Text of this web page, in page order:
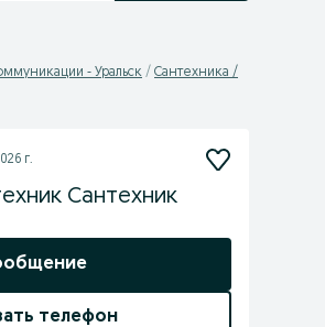
- Уральск
Сантехника /
г.
Сантехник
телефон